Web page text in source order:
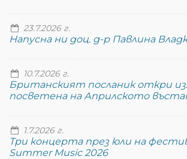
23.7.2026 г.
Напусна ни доц. д-р Павлина
10.7.2026 г.
Британският посланик откри
посветена на Априлското
1.7.2026 г.
Три концерта през юли на
Summer Music 2026